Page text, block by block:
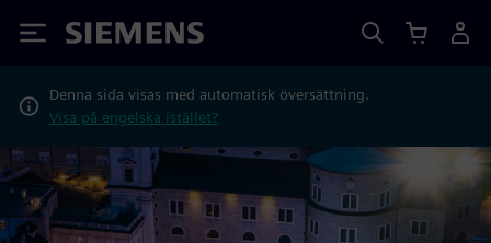
Siemens
Denna sida visas med automatisk översättning.
Visa på engelska istället?